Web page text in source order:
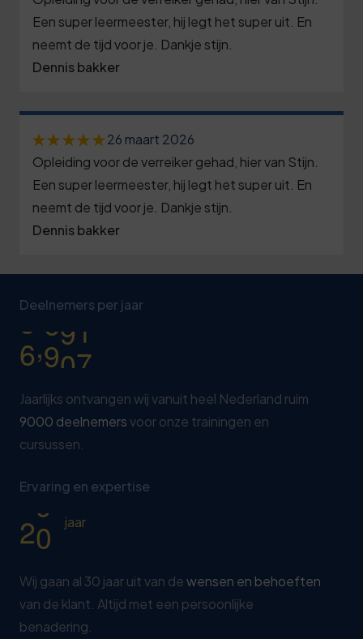
Een super leermeester, hij legt het super uit. En
neemt de tijd voor je. Dankje stijn.
Dennis bakker
26 maart 2026
Opleiding voor de verreiker gehad, hier van Stijn.
Een super leermeester, hij legt het super uit. En
neemt de tijd voor je. Dankje stijn.
Dennis bakker
Deelnemers per jaar
0
2
3
4
5
7
8
9,
9
2
8
1
4
8
4
7
0
3
4
6
6
7
8
9
0
0
8
3
4
9
4
9
0
5
0
Jaarlijks ontvangen wij vanuit heel Nederland ruim
9000 deelnemersvoor onze trainingen en
cursussen.
Ervaring en expertise
0
2
3
3
4
7
8
9
0
1
2
3
4
5
6
7
9
0 jaar
Wij gaan al 30 jaar uit van dewensen en behoeften
van de klant. Altijd met een persoonlijke
benadering.
0
1
2
3
4
5
6
7
8
9
0
1
6
1
6
1
6
1
6
1
7
2
7
2
7
2
7
2
7
8
3